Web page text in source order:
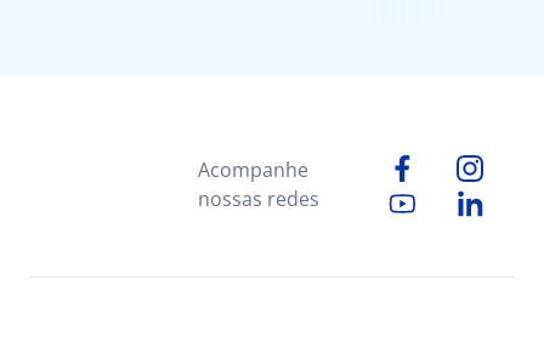
Acompanhe
nossas redes